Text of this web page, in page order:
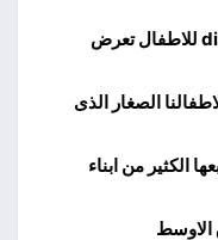
الصغار الذى
الكثير من ابناء
الاوسط